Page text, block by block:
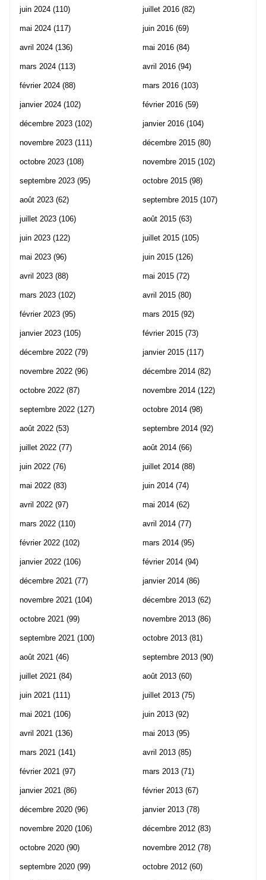
juin 2024 (110)
mai 2024 (117)
avril 2024 (136)
mars 2024 (113)
février 2024 (88)
janvier 2024 (102)
décembre 2023 (102)
novembre 2023 (111)
octobre 2023 (108)
septembre 2023 (95)
août 2023 (62)
juillet 2023 (106)
juin 2023 (122)
mai 2023 (96)
avril 2023 (88)
mars 2023 (102)
février 2023 (95)
janvier 2023 (105)
décembre 2022 (79)
novembre 2022 (96)
octobre 2022 (87)
septembre 2022 (127)
août 2022 (53)
juillet 2022 (77)
juin 2022 (76)
mai 2022 (83)
avril 2022 (97)
mars 2022 (110)
février 2022 (102)
janvier 2022 (106)
décembre 2021 (77)
novembre 2021 (104)
octobre 2021 (99)
septembre 2021 (100)
août 2021 (46)
juillet 2021 (84)
juin 2021 (111)
mai 2021 (106)
avril 2021 (136)
mars 2021 (141)
février 2021 (97)
janvier 2021 (86)
décembre 2020 (96)
novembre 2020 (106)
octobre 2020 (90)
septembre 2020 (99)
juillet 2016 (82)
juin 2016 (69)
mai 2016 (84)
avril 2016 (94)
mars 2016 (103)
février 2016 (59)
janvier 2016 (104)
décembre 2015 (80)
novembre 2015 (102)
octobre 2015 (98)
septembre 2015 (107)
août 2015 (63)
juillet 2015 (105)
juin 2015 (126)
mai 2015 (72)
avril 2015 (80)
mars 2015 (92)
février 2015 (73)
janvier 2015 (117)
décembre 2014 (82)
novembre 2014 (122)
octobre 2014 (98)
septembre 2014 (92)
août 2014 (66)
juillet 2014 (88)
juin 2014 (74)
mai 2014 (62)
avril 2014 (77)
mars 2014 (95)
février 2014 (94)
janvier 2014 (86)
décembre 2013 (62)
novembre 2013 (86)
octobre 2013 (81)
septembre 2013 (90)
août 2013 (60)
juillet 2013 (75)
juin 2013 (92)
mai 2013 (95)
avril 2013 (85)
mars 2013 (71)
février 2013 (67)
janvier 2013 (78)
décembre 2012 (83)
novembre 2012 (78)
octobre 2012 (60)